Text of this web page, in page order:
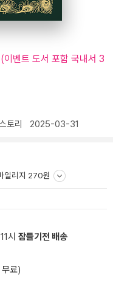
이벤트 도서 포함 국내서 3
토리 2025-03-31
일리지 270원
시 잠들기전 배송
료)